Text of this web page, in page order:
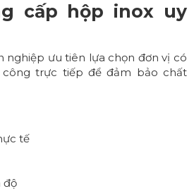
cấp hộp inox uy
nghiệp ưu tiên lựa chọn đơn vị có
trực tiếp để đảm bảo chất
tế
độ